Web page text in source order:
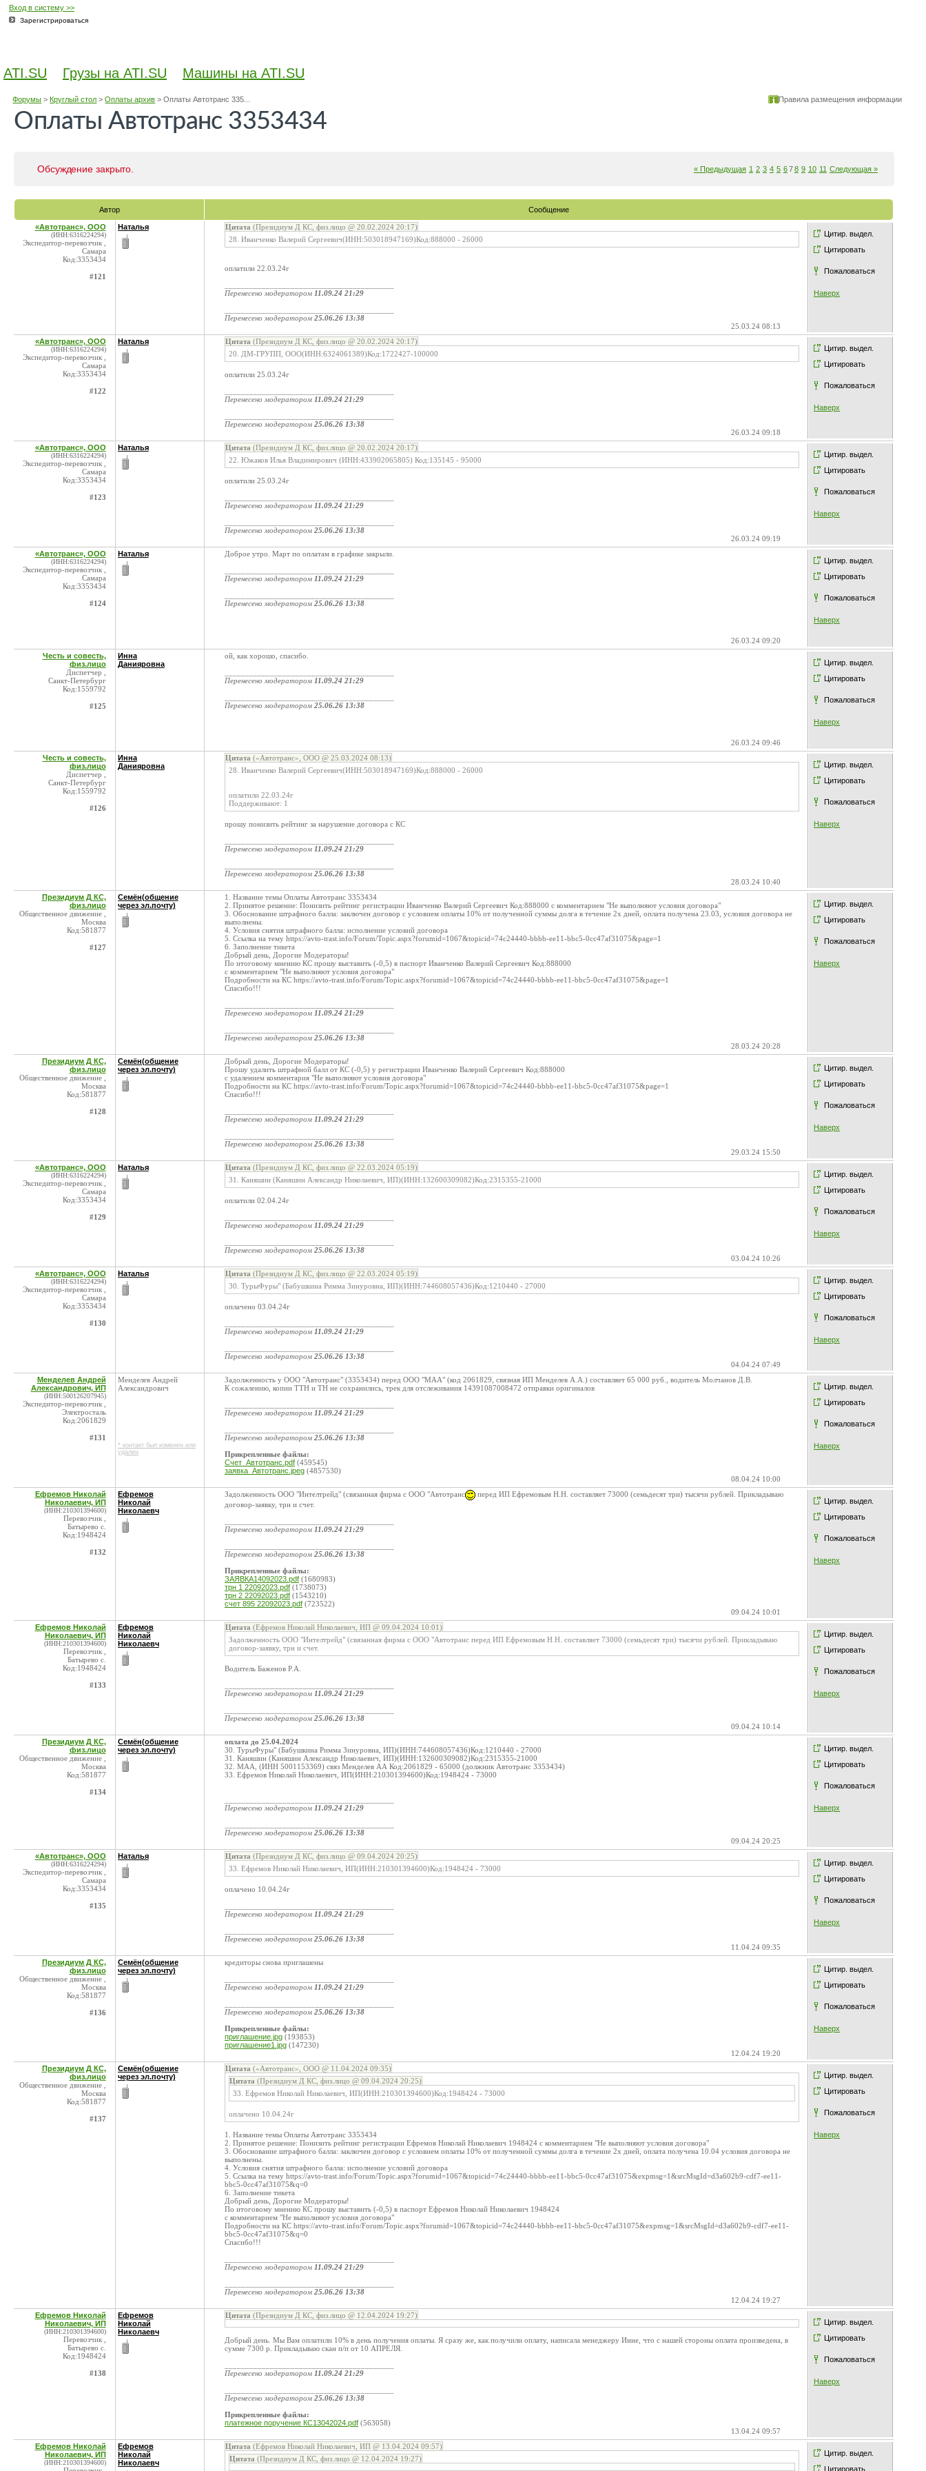
Вход в систему >>
Зарегистрироваться
ATI.SU Грузы на ATI.SU Машины на ATI.SU
Форумы >Круглый стол >Оплаты архив >Оплаты Автотранс 335... Правила размещения информации
Оплаты Автотранс 3353434
Обсуждение закрыто. « Предыдущая 1 2 3 4 5 678 9 10 11 Следующая »
Автор Сообщение
Цитир. выдел.
Цитировать
Пожаловаться
Наверх
«Автотранс», ООО
(ИНН:6316224294)
Экспедитор-перевозчик ,
Самара
Код:3353434
#121
Наталья Цитата (Президиум Д КС, физ.лицо @ 20.02.2024 20:17)
28. Иванченко Валерий Сергеевич(ИНН:503018947169)Код:888000 - 26000
оплатили 22.03.24г
Перенесено модератором 11.09.24 21:29
Перенесено модератором 25.06.26 13:38
25.03.24 08:13
Цитир. выдел.
Цитировать
Пожаловаться
Наверх
«Автотранс», ООО
(ИНН:6316224294)
Экспедитор-перевозчик ,
Самара
Код:3353434
#122
Наталья Цитата (Президиум Д КС, физ.лицо @ 20.02.2024 20:17)
20. ДМ-ГРУПП, ООО(ИНН:6324061389)Код:1722427-100000
оплатили 25.03.24г
Перенесено модератором 11.09.24 21:29
Перенесено модератором 25.06.26 13:38
26.03.24 09:18
Цитир. выдел.
Цитировать
Пожаловаться
Наверх
«Автотранс», ООО
(ИНН:6316224294)
Экспедитор-перевозчик ,
Самара
Код:3353434
#123
Наталья Цитата (Президиум Д КС, физ.лицо @ 20.02.2024 20:17)
22. Южаков Илья Владимирович (ИНН:433902065805) Код:135145 - 95000
оплатили 25.03.24г
Перенесено модератором 11.09.24 21:29
Перенесено модератором 25.06.26 13:38
26.03.24 09:19
Цитир. выдел.
Цитировать
Пожаловаться
Наверх
«Автотранс», ООО
(ИНН:6316224294)
Экспедитор-перевозчик ,
Самара
Код:3353434
#124
Наталья
Доброе утро. Март по оплатам в графике закрыли.
Перенесено модератором 11.09.24 21:29
Перенесено модератором 25.06.26 13:38
26.03.24 09:20
Цитир. выдел.
Цитировать
Пожаловаться
Наверх
Честь и совесть,
физ.лицо
Диспетчер ,
Санкт-Петербург
Код:1559792
#125
Инна
Данияровна
ой, как хорошо, спасибо.
Перенесено модератором 11.09.24 21:29
Перенесено модератором 25.06.26 13:38
26.03.24 09:46
Цитир. выдел.
Цитировать
Пожаловаться
Наверх
Честь и совесть,
физ.лицо
Диспетчер ,
Санкт-Петербург
Код:1559792
#126
Инна
Данияровна
Цитата («Автотранс», ООО @ 25.03.2024 08:13)
28. Иванченко Валерий Сергеевич(ИНН:503018947169)Код:888000 - 26000
оплатили 22.03.24г
Поддерживают: 1
прошу понизить рейтинг за нарушение договора с КС
Перенесено модератором 11.09.24 21:29
Перенесено модератором 25.06.26 13:38
28.03.24 10:40
Цитир. выдел.
Цитировать
Пожаловаться
Наверх
Президиум Д КС,
физ.лицо
Общественное движение ,
Москва
Код:581877
#127
Семён(общение
через эл.почту)
1. Название темы Оплаты Автотранс 3353434
2. Принятое решение: Понизить рейтинг регистрации Иванченко Валерий Сергеевич Код:888000 с комментарием "Не выполняют условия договора"
3. Обоснование штрафного балла: заключен договор с условием оплаты 10% от полученной суммы долга в течение 2х дней, оплата получена 23.03, условия договора не
выполнены.
4. Условия снятия штрафного балла: исполнение условий договора
5. Ссылка на тему https://avto-trast.info/Forum/Topic.aspx?forumid=1067&topicid=74c24440-bbbb-ee11-bbc5-0cc47af31075&page=1
6. Заполнение тикета
Добрый день, Дорогие Модераторы!
По итоговому мнению КС прошу выставить (-0,5) в паспорт Иванченко Валерий Сергеевич Код:888000
с комментарием "Не выполняют условия договора"
Подробности на КС https://avto-trast.info/Forum/Topic.aspx?forumid=1067&topicid=74c24440-bbbb-ee11-bbc5-0cc47af31075&page=1
Спасибо!!!
Перенесено модератором 11.09.24 21:29
Перенесено модератором 25.06.26 13:38
28.03.24 20:28
Цитир. выдел.
Цитировать
Пожаловаться
Наверх
Президиум Д КС,
физ.лицо
Общественное движение ,
Москва
Код:581877
#128
Семён(общение
через эл.почту)
Добрый день, Дорогие Модераторы!
Прошу удалить штрафной балл от КС (-0,5) у регистрации Иванченко Валерий Сергеевич Код:888000
с удалением комментария "Не выполняют условия договора"
Подробности на КС https://avto-trast.info/Forum/Topic.aspx?forumid=1067&topicid=74c24440-bbbb-ee11-bbc5-0cc47af31075&page=1
Спасибо!!!
Перенесено модератором 11.09.24 21:29
Перенесено модератором 25.06.26 13:38
29.03.24 15:50
Цитир. выдел.
Цитировать
Пожаловаться
Наверх
«Автотранс», ООО
(ИНН:6316224294)
Экспедитор-перевозчик ,
Самара
Код:3353434
#129
Наталья Цитата (Президиум Д КС, физ.лицо @ 22.03.2024 05:19)
31. Каняшин (Каняшин Александр Николаевич, ИП)(ИНН:132600309082)Код:2315355-21000
оплатили 02.04.24г
Перенесено модератором 11.09.24 21:29
Перенесено модератором 25.06.26 13:38
03.04.24 10:26
Цитир. выдел.
Цитировать
Пожаловаться
Наверх
«Автотранс», ООО
(ИНН:6316224294)
Экспедитор-перевозчик ,
Самара
Код:3353434
#130
Наталья Цитата (Президиум Д КС, физ.лицо @ 22.03.2024 05:19)
30. ТурыФуры" (Бабушкина Римма Зинуровна, ИП)(ИНН:744608057436)Код:1210440 - 27000
оплачено 03.04.24г
Перенесено модератором 11.09.24 21:29
Перенесено модератором 25.06.26 13:38
04.04.24 07:49
Цитир. выдел.
Цитировать
Пожаловаться
Наверх
Менделев Андрей
Александрович, ИП
(ИНН:500126207945)
Экспедитор-перевозчик ,
Электросталь
Код:2061829
#131
Менделев Андрей
Александрович
* контакт был изменен или
удален
Задолженность у ООО "Автотранс" (3353434) перед ООО "МАА" (код 2061829, связная ИП Менделев А.А.) составляет 65 000 руб., водитель Молчанов Д.В.
К сожалению, копии ТТН и ТН не сохранились, трек для отслеживания 14391087008472 отправки оригиналов
Перенесено модератором 11.09.24 21:29
Перенесено модератором 25.06.26 13:38
Прикрепленные файлы:
Счет_Автотранс.pdf (459545)
заявка_Автотранс.jpeg (4857530)
08.04.24 10:00
Цитир. выдел.
Цитировать
Пожаловаться
Наверх
Ефремов Николай
Николаевич, ИП
(ИНН:210301394600)
Перевозчик ,
Батырево с.
Код:1948424
#132
Ефремов
Николай
Николаевч
Задолженность ООО "Интелтрейд" (связанная фирма с ООО "Автотранс
перед ИП Ефремовым Н.Н. составляет 73000 (семьдесят три) тысячи рублей. Прикладываю
договор-заявку, трн и счет.
Перенесено модератором 11.09.24 21:29
Перенесено модератором 25.06.26 13:38
Прикрепленные файлы:
ЗАЯВКА14092023.pdf (1680983)
трн 1 22092023.pdf (1738073)
трн 2 22092023.pdf (1543210)
счет 895 22092023.pdf (723522)
09.04.24 10:01
Цитир. выдел.
Цитировать
Пожаловаться
Наверх
Ефремов Николай
Николаевич, ИП
(ИНН:210301394600)
Перевозчик ,
Батырево с.
Код:1948424
#133
Ефремов
Николай
Николаевч
Цитата (Ефремов Николай Николаевич, ИП @ 09.04.2024 10:01)
Задолженность ООО "Интелтрейд" (связанная фирма с ООО "Автотранс перед ИП Ефремовым Н.Н. составляет 73000 (семьдесят три) тысячи рублей. Прикладываю
договор-заявку, трн и счет.
Водитель Баженов Р.А.
Перенесено модератором 11.09.24 21:29
Перенесено модератором 25.06.26 13:38
09.04.24 10:14
Цитир. выдел.
Цитировать
Пожаловаться
Наверх
Президиум Д КС,
физ.лицо
Общественное движение ,
Москва
Код:581877
#134
Семён(общение
через эл.почту)
оплата до 25.04.2024
30. ТурыФуры" (Бабушкина Римма Зинуровна, ИП)(ИНН:744608057436)Код:1210440 - 27000
31. Каняшин (Каняшин Александр Николаевич, ИП)(ИНН:132600309082)Код:2315355-21000
32. МАА, (ИНН 5001153369) связ Менделев АА Код:2061829 - 65000 (должник Автотранс 3353434)
33. Ефремов Николай Николаевич, ИП(ИНН:210301394600)Код:1948424 - 73000
Перенесено модератором 11.09.24 21:29
Перенесено модератором 25.06.26 13:38
09.04.24 20:25
Цитир. выдел.
Цитировать
Пожаловаться
Наверх
«Автотранс», ООО
(ИНН:6316224294)
Экспедитор-перевозчик ,
Самара
Код:3353434
#135
Наталья Цитата (Президиум Д КС, физ.лицо @ 09.04.2024 20:25)
33. Ефремов Николай Николаевич, ИП(ИНН:210301394600)Код:1948424 - 73000
оплачено 10.04.24г
Перенесено модератором 11.09.24 21:29
Перенесено модератором 25.06.26 13:38
11.04.24 09:35
Цитир. выдел.
Цитировать
Пожаловаться
Наверх
Президиум Д КС,
физ.лицо
Общественное движение ,
Москва
Код:581877
#136
Семён(общение
через эл.почту)
кредиторы снова приглашены
Перенесено модератором 11.09.24 21:29
Перенесено модератором 25.06.26 13:38
Прикрепленные файлы:
приглашение.jpg (193853)
приглашение1.jpg (147230)
12.04.24 19:20
Цитир. выдел.
Цитировать
Пожаловаться
Наверх
Президиум Д КС,
физ.лицо
Общественное движение ,
Москва
Код:581877
#137
Семён(общение
через эл.почту)
Цитата («Автотранс», ООО @ 11.04.2024 09:35)
Цитата (Президиум Д КС, физ.лицо @ 09.04.2024 20:25)
33. Ефремов Николай Николаевич, ИП(ИНН:210301394600)Код:1948424 - 73000
оплачено 10.04.24г
1. Название темы Оплаты Автотранс 3353434
2. Принятое решение: Понизить рейтинг регистрации Ефремов Николай Николаевич 1948424 с комментарием "Не выполняют условия договора"
3. Обоснование штрафного балла: заключен договор с условием оплаты 10% от полученной суммы долга в течение 2х дней, оплата получена 10.04 условия договора не
выполнены.
4. Условия снятия штрафного балла: исполнение условий договора
5. Ссылка на тему https://avto-trast.info/Forum/Topic.aspx?forumid=1067&topicid=74c24440-bbbb-ee11-bbc5-0cc47af31075&expmsg=1&srcMsgId=d3a602b9-cdf7-ee11-
bbc5-0cc47af31075&q=0
6. Заполнение тикета
Добрый день, Дорогие Модераторы!
По итоговому мнению КС прошу выставить (-0,5) в паспорт Ефремов Николай Николаевич 1948424
с комментарием "Не выполняют условия договора"
Подробности на КС https://avto-trast.info/Forum/Topic.aspx?forumid=1067&topicid=74c24440-bbbb-ee11-bbc5-0cc47af31075&expmsg=1&srcMsgId=d3a602b9-cdf7-ee11-
bbc5-0cc47af31075&q=0
Спасибо!!!
Перенесено модератором 11.09.24 21:29
Перенесено модератором 25.06.26 13:38
12.04.24 19:27
Цитир. выдел.
Цитировать
Пожаловаться
Наверх
Ефремов Николай
Николаевич, ИП
(ИНН:210301394600)
Перевозчик ,
Батырево с.
Код:1948424
#138
Ефремов
Николай
Николаевч
Цитата (Президиум Д КС, физ.лицо @ 12.04.2024 19:27)
Добрый день. Мы Вам оплатили 10% в день получения оплаты. Я сразу же, как получили оплату, написала менеджеру Инне, что с нашей стороны оплата произведена, в
сумме 7300 р. Прикладываю скан п/п от 10 АПРЕЛЯ.
Перенесено модератором 11.09.24 21:29
Перенесено модератором 25.06.26 13:38
Прикрепленные файлы:
платежное поручение КС13042024.pdf (563058)
13.04.24 09:57
Цитир. выдел.
Цитировать
Ефремов Николай
Николаевич, ИП
(ИНН:210301394600)
Ефремов
Николай
Николаевч
Цитата (Ефремов Николай Николаевич, ИП @ 13.04.2024 09:57)
Цитата (Президиум Д КС, физ.лицо @ 12.04.2024 19:27)